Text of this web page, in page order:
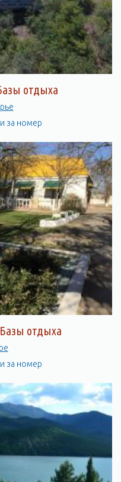
отдыха
за номер
отдыха
за номер